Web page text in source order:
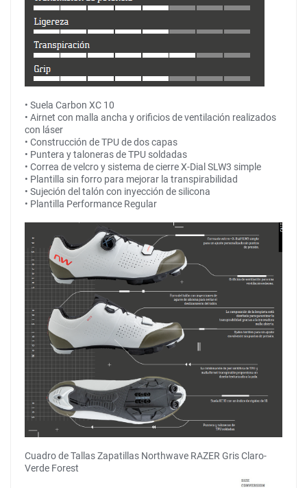
• Suela Carbon XC 10
• Airnet con malla ancha y orificios de ventilación realizados
con láser
• Construcción de TPU de dos capas
• Puntera y taloneras de TPU soldadas
• Correa de velcro y sistema de cierre X-Dial SLW3 simple
• Plantilla sin forro para mejorar la transpirabilidad
• Sujeción del talón con inyección de silicona
• Plantilla Performance Regular
Cuadro de Tallas Zapatillas Northwave RAZER Gris Claro-
Verde Forest